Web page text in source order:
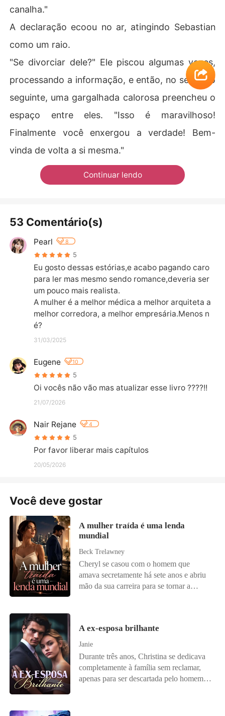
canalha."
A declaração ecoou no ar, atingindo Sebastian
como um raio.
"Se divorciar dele?" Ele piscou algumas vezes,
processando a informação, e então, no segundo
seguinte, uma gargalhada calorosa preencheu o
espaço entre eles. "Isso é maravilhoso!
Finalmente você enxergou a verdade! Bem-
vinda de volta a si mesma."
Continuar lendo
53 Comentário(s)
Pearl 8
5
Eu gosto dessas estórias,e acabo pagando caro
para ler mas mesmo sendo romance,deveria ser
um pouco mais realista.
A mulher é a melhor médica a melhor arquiteta a
melhor corredora, a melhor empresária.Menos n
é?
31/03/2025
Eugene 10
5
Oi vocês não vão mas atualizar esse livro ????!!
21/07/2026
Nair Rejane 4
5
Por favor liberar mais capítulos
20/05/2026
Você deve gostar
A mulher traída é uma lenda
mundial
Beck Trelawney
Cheryl se casou com o homem que
amava secretamente há sete anos e abriu
mão da sua carreira para se tornar a
sua irmã moribunda e consideraram sua
dor como egoísmo. Com o coração
partido, Cheryl deixou os papéis do
divórcio e foi embora em silêncio. Foi só
então que o mundo descobriu que a ex-
esposa comum que desprezavam era, na
A ex-esposa brilhante
Janie
Durante três anos, Christina se dedicava
completamente à família sem reclamar,
apenas para ser descartada pelo homem